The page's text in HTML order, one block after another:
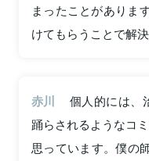
まったことがありま
けてもらうことで解決
赤川
個人的には、
踊らされるようなコ
思っています。僕の